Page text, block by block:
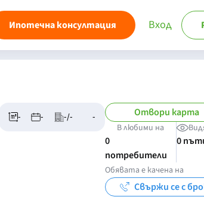
Ипотечна консултация Вход
- - -/- - Отвори карта
В любими на
0
потребители
0
Обявата е качена на
Свържи се с